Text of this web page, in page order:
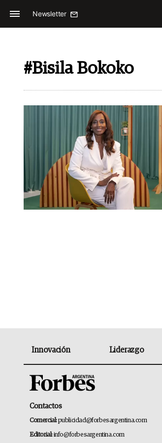
Newsletter
#Bisila Bokoko
Innovación Liderazgo
Contactos
Comercial:publicidad@forbesargentina.com
Editorial:info@forbesargentina.com